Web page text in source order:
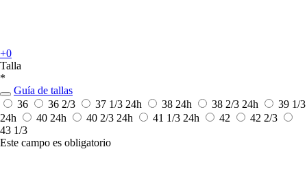
+0
Talla
*
Guía de tallas
36
36 2/3 37 1/3 24h 38 24h 38 2/3 24h
39 1/3
24h
40 24h 40 2/3 24h 41 1/3 24h 42
42 2/3
43 1/3
Este campo es obligatorio